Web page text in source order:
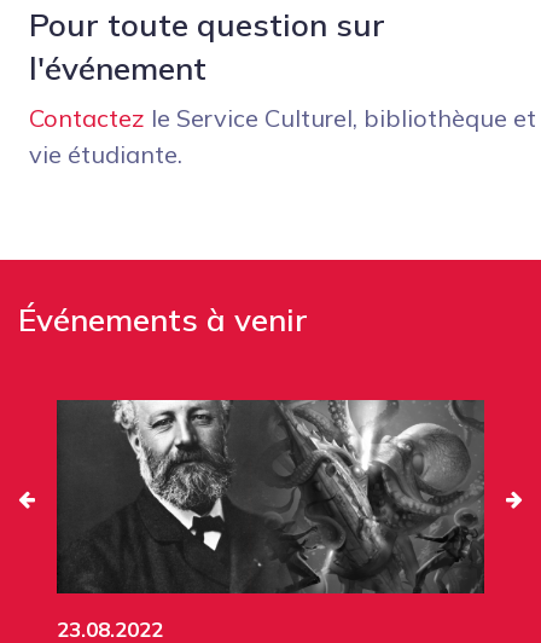
Pour toute question sur
l'événement
Contactez le Service Culturel, bibliothèque et
vie étudiante.
Événements à venir
23.08.2022